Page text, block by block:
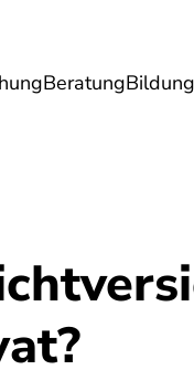
BeratungEnergie